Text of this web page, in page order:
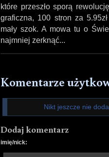
które przeszło sporą
graficzna, 100 stron za
mały szok. A mowa tu o
najmniej zerknąć...
Komentarze
Nikt jeszcze nie
Dodaj komentarz
imię/nick: